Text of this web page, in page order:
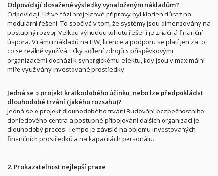
Odpovídají dosažené výsledky vynaloženým nákladům?
Odpovídají. Už ve fázi projektové přípravy byl kladen důraz na
modulární řešení. To spočívá v tom, že systémy jsou dimenzovány na
postupný rozvoj. Velkou výhodou tohoto řešení je značná finanční
úspora. V rámci nákladů na HW, licence a podporu se platí jen za to,
co se reálně využívá. Díky sdílení zdrojů s příspěvkovými
organizacemi dochází k synergickému efektu, kdy jsou v maximální
míře využívány investované prostředky
Jedná se o projekt krátkodobého účinku, nebo lze předpokládat
dlouhodobé trvání (jakého rozsahu)?
Jedná se o projekt dlouhodobého trvání Budování bezpečnostního
dohledového centra a postupné připojování dalších organizací je
dlouhodobý proces. Tempo je závislé na objemu investovaných
finančních prostředků a na kapacitách personálu.
2. Prokazatelnost nejlepší praxe